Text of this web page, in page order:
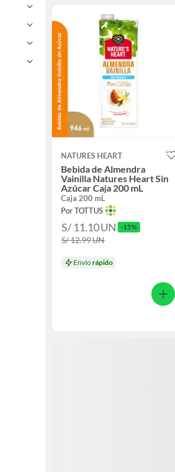
NATURES HEART
Bebida de Almendra
Vainilla Natures Heart Sin
Azúcar Caja 200 mL
Caja 200 mL
Por TOTTUS
S/ 11.10UN -15%
S/ 12.99UN
Envíorápido